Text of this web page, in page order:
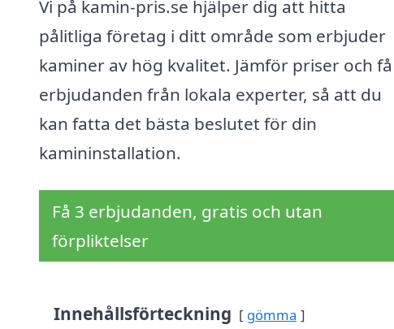
Vi på kamin-pris.se hjälper dig att hitta
pålitliga företag i ditt område som erbjuder
kaminer av hög kvalitet. Jämför priser och få
erbjudanden från lokala experter, så att du
kan fatta det bästa beslutet för din
kamininstallation.
Få 3 erbjudanden, gratis och utan
förpliktelser
Innehållsförteckning gömma